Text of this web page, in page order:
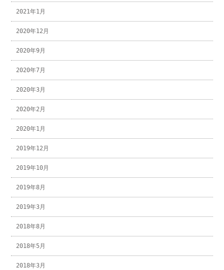
2021年1月
2020年12月
2020年9月
2020年7月
2020年3月
2020年2月
2020年1月
2019年12月
2019年10月
2019年8月
2019年3月
2018年8月
2018年5月
2018年3月